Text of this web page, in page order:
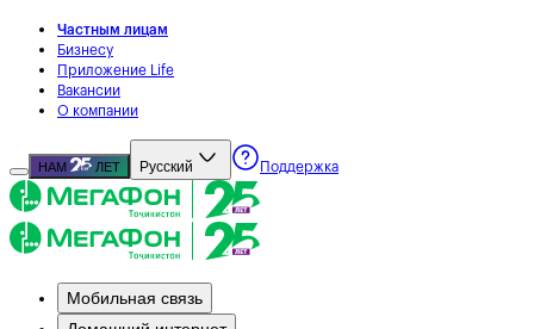
Частным лицам
Бизнесу
Приложение Life
Вакансии
О компании
НАМ ЛЕТ Русский Поддержка
Мобильная связь